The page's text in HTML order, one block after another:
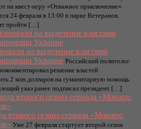
на квест-игру «Отважное приключение».
24 февраля в 13:00 в парке Ветеранов.
пройти […]
на выделение властями
Украине Российский политолог
решение властей
2 млн долларов на гуманитарную помощь
указ ранее подписал президент […]
второго сезона сериала «Монарх:
Уже 27 февраля стартует второй сезон